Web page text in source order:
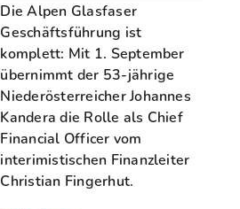
Die Alpen Glasfaser
Geschäftsführung ist
komplett: Mit 1. September
übernimmt der 53-jährige
Niederösterreicher Johannes
Kandera die Rolle als Chief
Financial Officer vom
interimistischen Finanzleiter
Christian Fingerhut.